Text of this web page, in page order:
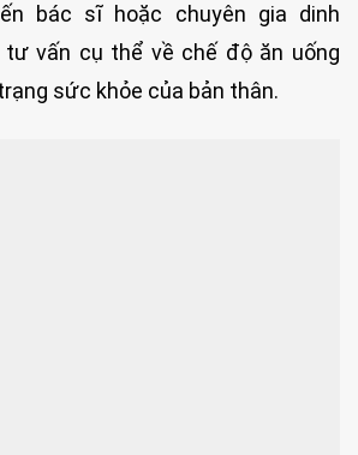
bác sĩ hoặc chuyên gia dinh
vấn cụ thể về chế độ ăn uống
sức khỏe của bản thân.